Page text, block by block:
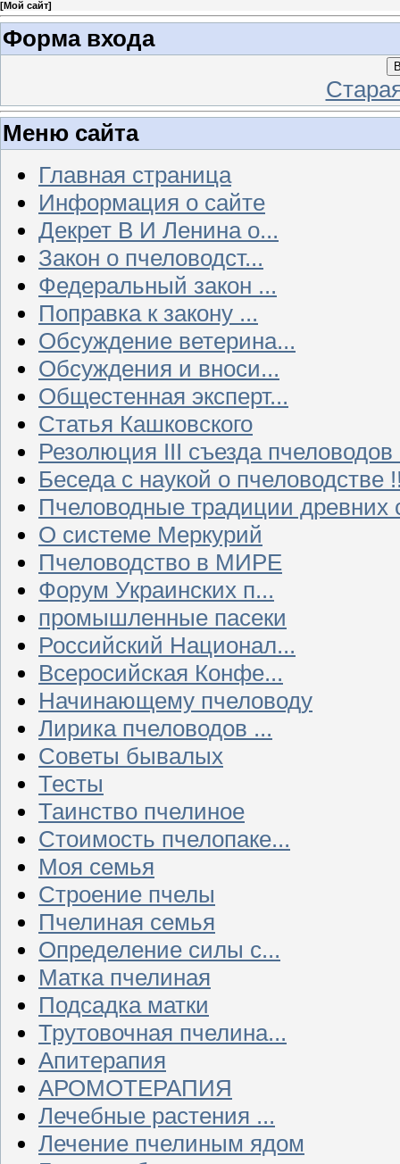
[Мой сайт]
Форма входа
Меню сайта
Главная страница
Информация о сайте
Декрет В И Ленина о...
Закон о пчеловодст...
Федеральный закон ...
Поправка к закону ...
Обсуждение ветерина...
Обсуждения и вноси...
Общестенная эксперт...
Статья Кашковского
Резолюция III съезда
Беседа с наукой о пчеловодстве
Пчеловодные традиции древних
О системе Меркурий
Пчеловодство в МИРЕ
Форум Украинских п...
промышленные пасеки
Российский Национал...
Всеросийская Конфе...
Начинающему пчеловоду
Лирика пчеловодов ...
Советы бывалых
Тесты
Таинство пчелиное
Стоимость пчелопаке...
Моя семья
Строение пчелы
Пчелиная семья
Определение силы с...
Матка пчелиная
Подсадка матки
Трутовочная пчелина...
Апитерапия
АРОМОТЕРАПИЯ
Лечебные растения ...
Лечение пчелиным ядом